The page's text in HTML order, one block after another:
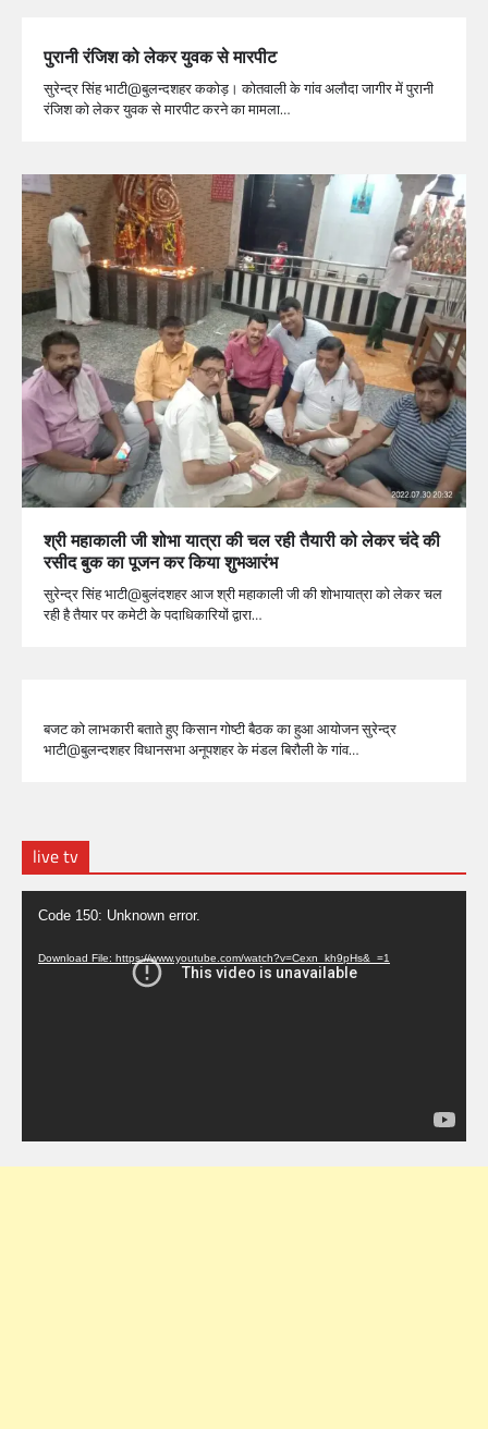
पुरानी रंजिश को लेकर युवक से मारपीट
सुरेन्द्र सिंह भाटी@बुलन्दशहर ककोड़। कोतवाली के गांव अलौदा जागीर में पुरानी
रंजिश को लेकर युवक से मारपीट करने का मामला…
श्री महाकाली जी शोभा यात्रा की चल रही तैयारी को लेकर चंदे की
रसीद बुक का पूजन कर किया शुभआरंभ
सुरेन्द्र सिंह भाटी@बुलंदशहर आज श्री महाकाली जी की शोभायात्रा को लेकर चल
रही है तैयार पर कमेटी के पदाधिकारियों द्वारा…
बजट को लाभकारी बताते हुए किसान गोष्टी बैठक का हुआ आयोजन सुरेन्द्र
भाटी@बुलन्दशहर विधानसभा अनूपशहर के मंडल बिरौली के गांव…
live tv
Video
Player
Code 150: Unknown error.
Download File: https://www.youtube.com/watch?v=Cexn_kh9pHs&_=1